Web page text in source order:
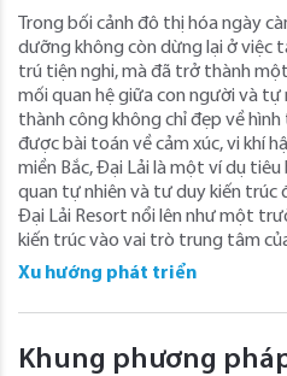
Trong bối cảnh đô thị hóa ngày
dưỡng không còn dừng lại ở việc
trú tiện nghi, mà đã trở thành
mối quan hệ giữa con người và tự
thành công không chỉ đẹp về
được bài toán về cảm xúc, vi khí
miền Bắc, Đại Lải là một ví dụ tiêu
quan tự nhiên và tư duy kiến trúc
Đại Lải Resort nổi lên như một
kiến trúc vào vai trò trung tâm
Xu hướng phát triển
Khung phương